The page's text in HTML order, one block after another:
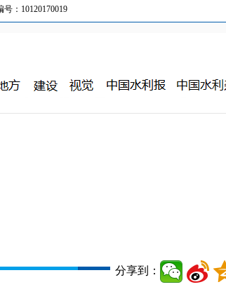
：10120170019
分享到：